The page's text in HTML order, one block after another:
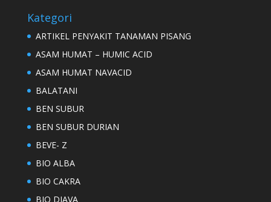
Kategori
ARTIKEL PENYAKIT TANAMAN PISANG
ASAM HUMAT – HUMIC ACID
ASAM HUMAT NAVACID
BALATANI
BEN SUBUR
BEN SUBUR DURIAN
BEVE- Z
BIO ALBA
BIO CAKRA
BIO DJAVA